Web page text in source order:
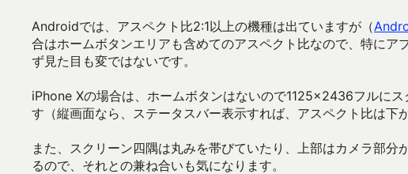
Androidでは、アスペクト比2:1以上の機種は出ていますが（
合はホームボタンエリアも含めてのアスペクト比なので、特に
ず見た目も変ではないです。
iPhone Xの場合は、ホームボタンはないので1125×2436フルに
す（縦画面なら、ステータスバー表示すれば、アスペクト比は下
また、スクリーン四隅は丸みを帯びていたり、上部はカメラ部
るので、それとの兼ね合いも気になります。